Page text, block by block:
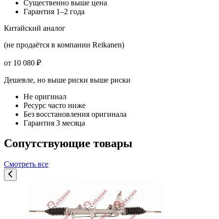
Существенно выше цена
Гарантия 1–2 года
Китайский аналог
(не продаётся в компании Reikanen)
от 10 080 ₽
Дешевле, но выше риски выше риски
Не оригинал
Ресурс часто ниже
Без восстановления оригинала
Гарантия 3 месяца
Сопутствующие товары
Смотреть все